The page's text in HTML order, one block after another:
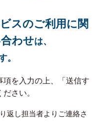
スのご利用に関
わせは、
。
項を入力の上、「送信す
さい。
返し担当者よりご連絡さ